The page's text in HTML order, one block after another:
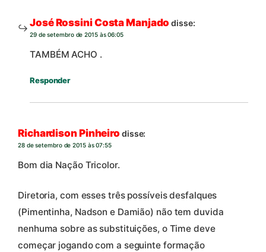
José Rossini Costa Manjado disse:
29 de setembro de 2015 às 06:05
TAMBÉM ACHO .
Responder
Richardison Pinheiro disse:
28 de setembro de 2015 às 07:55
Bom dia Nação Tricolor.
Diretoria, com esses três possíveis desfalques
(Pimentinha, Nadson e Damião) não tem duvida
nenhuma sobre as substituições, o Time deve
começar jogando com a seguinte formação